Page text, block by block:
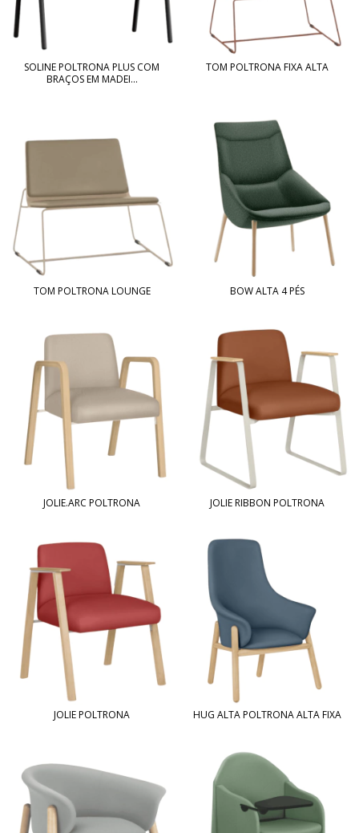
SOLINE POLTRONA PLUS COM
BRAÇOS EM MADEI...
TOM POLTRONA FIXA ALTA
TOM POLTRONA LOUNGE BOW ALTA 4 PÉS
JOLIE.ARC POLTRONA JOLIE RIBBON POLTRONA
JOLIE POLTRONA HUG ALTA POLTRONA ALTA FIXA